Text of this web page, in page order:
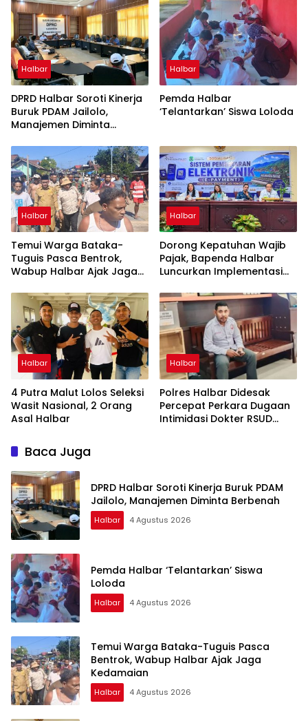
Halbar
DPRD Halbar Soroti Kinerja
Buruk PDAM Jailolo,
Manajemen Diminta
Halbar
Pemda Halbar
‘Telantarkan’ Siswa Loloda
Halbar
Temui Warga Bataka-
Tuguis Pasca Bentrok,
Wabup Halbar Ajak Jaga
Halbar
Dorong Kepatuhan Wajib
Pajak, Bapenda Halbar
Luncurkan Implementasi
Bank Maluku-Malut
Halbar
4 Putra Malut Lolos Seleksi
Wasit Nasional, 2 Orang
Asal Halbar
Halbar
Polres Halbar Didesak
Percepat Perkara Dugaan
Intimidasi Dokter RSUD
Baca Juga
DPRD Halbar Soroti Kinerja Buruk PDAM
Jailolo, Manajemen Diminta Berbenah
Halbar 4 Agustus 2026
Pemda Halbar ‘Telantarkan’ Siswa
Loloda
Halbar 4 Agustus 2026
Temui Warga Bataka-Tuguis Pasca
Bentrok, Wabup Halbar Ajak Jaga
Kedamaian
Halbar 4 Agustus 2026